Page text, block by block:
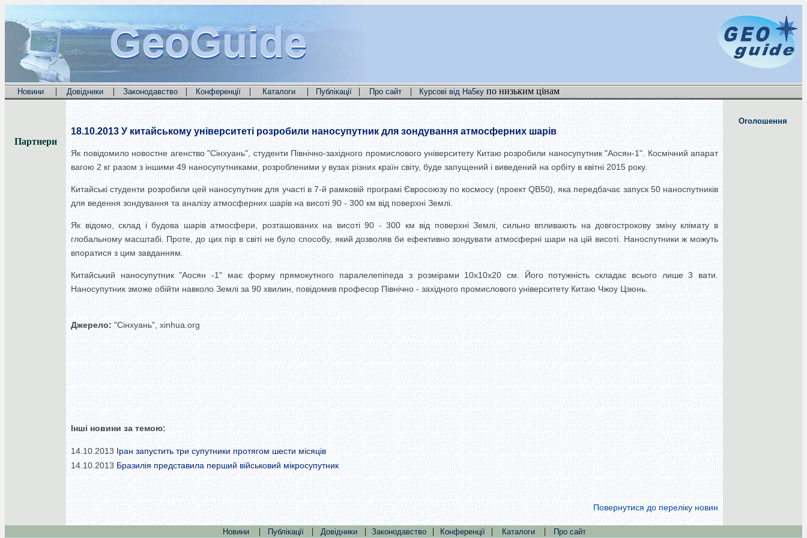
GeoGuide
GeoGuide
GeoGuide
Новини | Довідники | Законодавство | Конференції | Каталоги | Публікації | Про сайт | Курсові від На5ку по низьким цінам
Партнери
18.10.2013 У китайському університеті розробили наносупутник для зондування атмосферних шарів
Як повідомило новостне агенство "Сінхуань", студенти Північно-західного промислового університету Китаю розробили наносупутник "Аосян-1". Космічний апарат
вагою 2 кг разом з іншими 49 наносупутниками, розробленими у вузах різних країн світу, буде запущений і виведений на орбіту в квітні 2015 року.
Китайські студенти розробили цей наносупутник для участі в 7-й рамковій програмі Євросоюзу по космосу (проект QB50), яка передбачає запуск 50 наноспутників
для ведення зондування та аналізу атмосферних шарів на висоті 90 - 300 км від поверхні Землі.
Як відомо, склад і будова шарів атмосфери, розташованих на висоті 90 - 300 км від поверхні Землі, сильно впливають на довгострокову зміну клімату в
глобальному масштабі. Проте, до цих пір в світі не було способу, який дозволяв би ефективно зондувати атмосферні шари на цій висоті. Наноспутники ж можуть
впоратися з цим завданням.
Китайський наносупутник "Аосян -1" має форму прямокутного паралелепіпеда з розмірами 10х10х20 см. Його потужність складає всього лише 3 вати.
Наносупутник зможе обійти навколо Землі за 90 хвилин, повідомив професор Північно - західного промислового університету Китаю Чжоу Цзюнь.
Джерело: "Сінхуань", xinhua.org
Інші новини за темою:
14.10.2013 Іран запустить три супутники протягом шести місяців
14.10.2013 Бразилія представила перший військовий мікросупутник
Повернутися до переліку новин
Оголошення
Новини | Публікації | Довідники | Законодавство | Конференції | Каталоги | Про сайт